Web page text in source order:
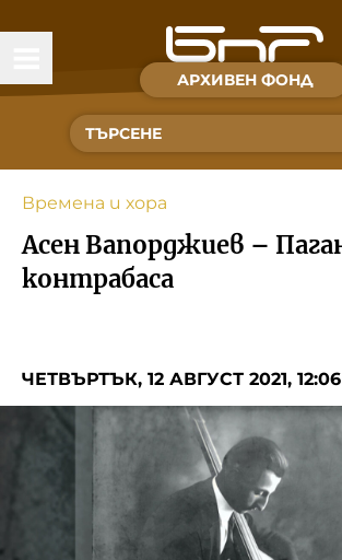
АРХИВЕН ФОНД
Времена и хора
Култура
Музика
Спорт
Съвет за електронни
БНР
БНР Новини
Детското.БНР
Времена и хора
Асен Вапорджиев –
контрабаса
ЧЕТВЪРТЪК, 12 АВГУСТ 2021, 12:06